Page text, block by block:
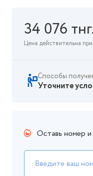
34 076
Цена действительна
Способы
Уточните
Оставь номер